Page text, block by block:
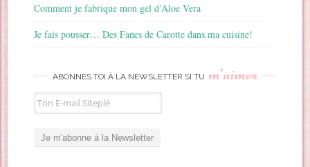
Comment je fabrique mon gel d’Aloe Vera
Je fais pousser… Des Fanes de Carotte dans ma cuisine!
ABONNES TOI À LA NEWSLETTER SI TU m’aimes